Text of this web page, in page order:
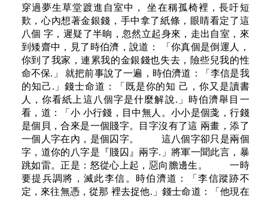
穿過夢生草堂踱進自室中， 坐在稱孤椅裡，長吁短
歎，心內想著金銀錢，手中拿了紙條，眼睛看定了這
八個 字，遲疑了半晌，忽然立起身來，走出自室，來
到矮齋中，見了時伯濟，說道： 「你真個是倒運人，
你到了我家，連累我的金銀錢也失去，險些兒我的性
命不保.」 就把前事說了一遍，時伯濟道：「李信是我
的知己.」錢士命道：「既是你的知 己，你又是讀書
人，你看紙上這八個字是什麼解說.」時伯濟舉目一
看，道：「小 小行錢，目中無人。小小是個戔，行錢
是個貝，合來是一個賤字。目字沒有了這 兩畫，添了
一個人字在內，是個囚字。 這八個字卻只是兩個
字，道你的八字是『賤囚』兩字.」將軍一聞此言，暴
跳如雷。正是：怒從心上起，惡向膽邊生。 一時
要提兵調將，滅此李信。時伯濟道：「李信蹤跡不
定，來往無憑，從那 裡去捉他.」錢士命道：「他現在